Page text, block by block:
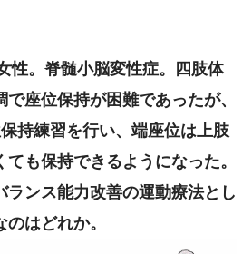
。
。脊髄小脳変性症。四肢体
で座位保持が困難であったが、
持練習を行い、端座位は上肢
ても保持できるようになった。
ンス能力改善の運動療法とし
はどれか。